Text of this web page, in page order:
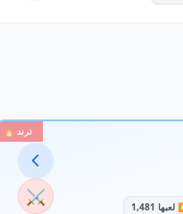
ترند 🔥
1,481
⚔️